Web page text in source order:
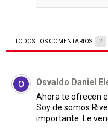
TODOS LOS COMENTARIOS 2
Comentario de Osvaldo
Osvaldo Daniel
Ahora te ofrecen
Soy de somos
importante. Le